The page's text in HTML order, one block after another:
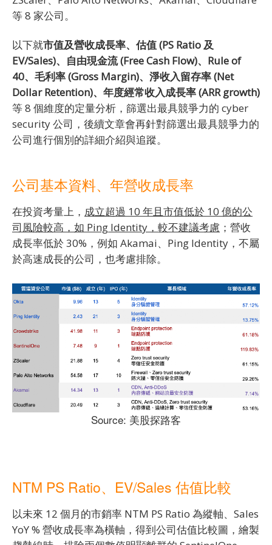
等 8 家公司。
以下就市值及營收成長率、估值 (PS Ratio 及
EV/Sales)、自由現金流 (Free Cash Flow)、Rule of
40、毛利率 (Gross Margin)、淨收入留存率 (Net
Dollar Retention)、年度經常收入成長率 (ARR growth)
等 8 個維度的定量分析，篩選出最具競爭力的 cyber
security 公司，後續文章會再針對篩選出最具競爭力的
公司進行個別的詳細介紹與追蹤。
公司基本資料、年營收成長率
在投資考量上， 成立超過 10 年且市值低於 10 億的公
司風險較高，如 Ping Identity，較不建議考慮 ；營收
成長率低於 30%，例如 Akamai、Ping Identity，不屬
於高速成長的公司，也考慮排除。
Source: 美股探路客
NTM PS Ratio、EV/Sales 估值比較
以未來 12 個月的市銷率 NTM PS Ratio 為縱軸、Sales
YoY % 營收成長率為橫軸，得到公司估值比較圖，繪製